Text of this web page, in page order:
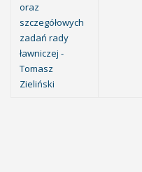
oraz
szczegółowych
zadań rady
ławniczej -
Tomasz
Zieliński